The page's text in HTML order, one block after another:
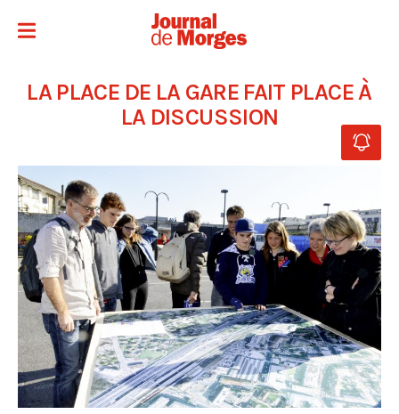
LA PLACE DE LA GARE FAIT PLACE À
LA DISCUSSION